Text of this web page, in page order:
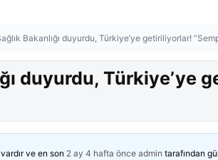
Bakanlığı duyurdu, Türkiye’ye getiriliyorlar!
duyurdu,
ve en son 2 ay 4 hafta önce admin tarafından